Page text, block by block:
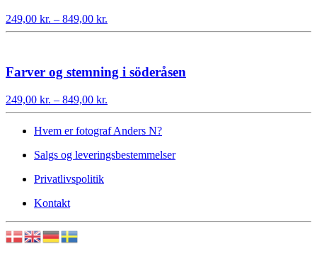
249,00 kr. – 849,00 kr.
249,00 kr.
Farver og stemning i söderåsen
249,00 kr. – 849,00 kr.
249,00 kr.
til
849,00 kr.
Hvem er fotograf Anders N?
Salgs og leveringsbestemmelser
Privatlivspolitik
Kontakt